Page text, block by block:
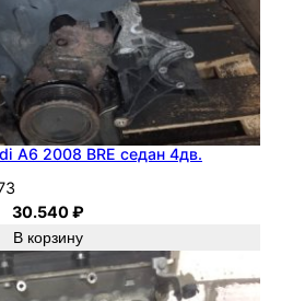
A6 2008 BRE седан 4дв.
30.540₽
В корзину